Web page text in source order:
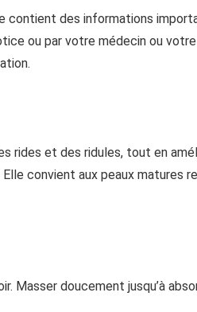
des informations
ou par votre médecin ou
et des ridules, tout en
convient aux peaux matures
Masser doucement jusqu’à